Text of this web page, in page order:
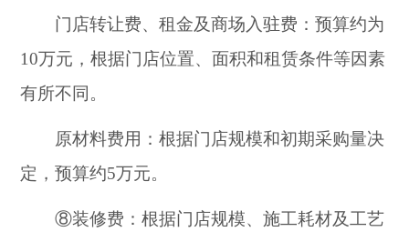
门店转让费、租金及商场入驻费：预算约为
10万元，根据门店位置、面积和租赁条件等因素
有所不同。
原材料费用：根据门店规模和初期采购量决
定，预算约5万元。
⑧装修费：根据门店规模、施工耗材及工艺